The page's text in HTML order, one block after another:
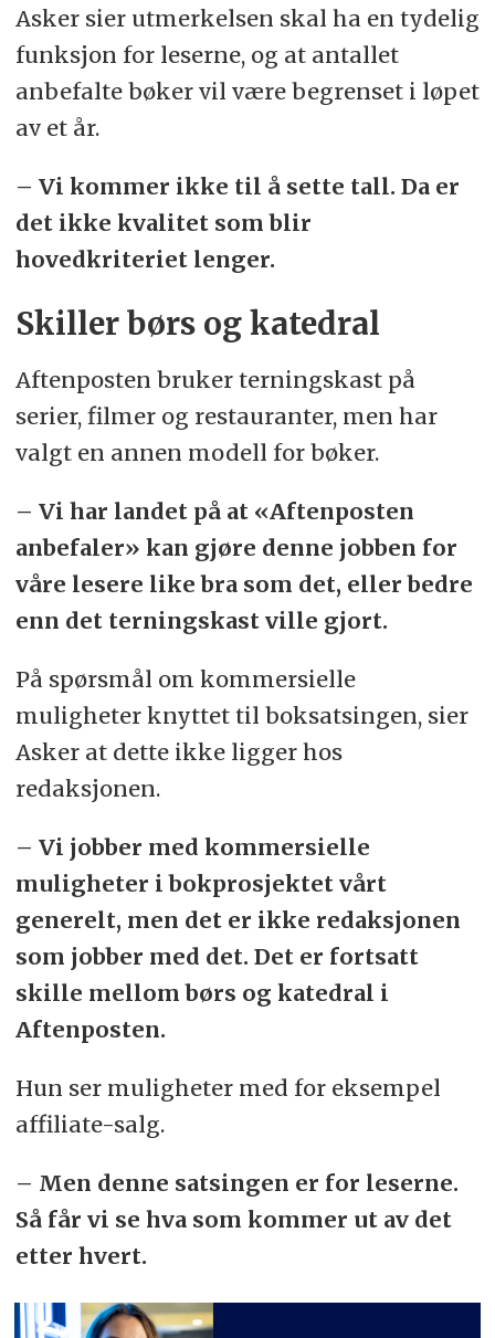
Asker sier utmerkelsen skal ha en tydelig
funksjon for leserne, og at antallet
anbefalte bøker vil være begrenset i løpet
av et år.
– Vi kommer ikke til å sette tall. Da er
det ikke kvalitet som blir
hovedkriteriet lenger.
Skiller børs og katedral
Aftenposten bruker terningskast på
serier, filmer og restauranter, men har
valgt en annen modell for bøker.
– Vi har landet på at «Aftenposten
anbefaler» kan gjøre denne jobben for
våre lesere like bra som det, eller bedre
enn det terningskast ville gjort.
På spørsmål om kommersielle
muligheter knyttet til boksatsingen, sier
Asker at dette ikke ligger hos
redaksjonen.
– Vi jobber med kommersielle
muligheter i bokprosjektet vårt
generelt, men det er ikke redaksjonen
som jobber med det. Det er fortsatt
skille mellom børs og katedral i
Aftenposten.
Hun ser muligheter med for eksempel
affiliate-salg.
– Men denne satsingen er for leserne.
Så får vi se hva som kommer ut av det
etter hvert.